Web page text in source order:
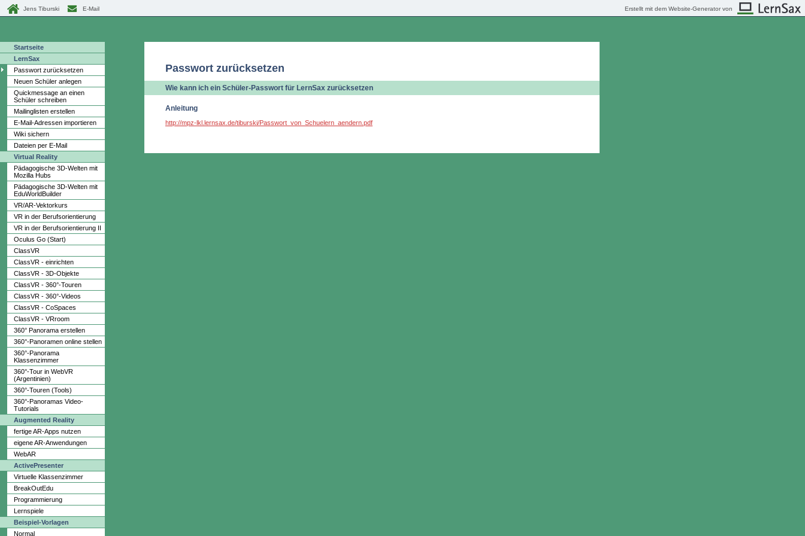
Erstellt mit dem Website-Generator von
Jens Tiburski E-Mail
Startseite
LernSax
Passwort zurücksetzen
Neuen Schüler anlegen
Quickmessage an einen
Schüler schreiben
Mailinglisten erstellen
E-Mail-Adressen importieren
Wiki sichern
Dateien per E-Mail
Virtual Reality
Pädagogische 3D-Welten mit
Mozilla Hubs
Pädagogische 3D-Welten mit
EduWorldBuilder
VR/AR-Vektorkurs
VR in der Berufsorientierung
VR in der Berufsorientierung II
Oculus Go (Start)
ClassVR
ClassVR - einrichten
ClassVR - 3D-Objekte
ClassVR - 360°-Touren
ClassVR - 360°-Videos
ClassVR - CoSpaces
ClassVR - VRroom
360° Panorama erstellen
360°-Panoramen online stellen
360°-Panorama
Klassenzimmer
360°-Tour in WebVR
(Argentinien)
360°-Touren (Tools)
360°-Panoramas Video-
Tutorials
Augmented Reality
fertige AR-Apps nutzen
eigene AR-Anwendungen
WebAR
ActivePresenter
Virtuelle Klassenzimmer
BreakOutEdu
Programmierung
Lernspiele
Beispiel-Vorlagen
Normal
Passwort zurücksetzen
Wie kann ich ein Schüler-Passwort für LernSax zurücksetzen
Anleitung
http://mpz-lkl.lernsax.de/tiburski/Passwort_von_Schuelern_aendern.pdf